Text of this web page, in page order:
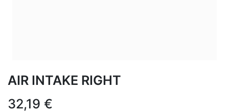
AIR INTAKE RIGHT
32,19 €